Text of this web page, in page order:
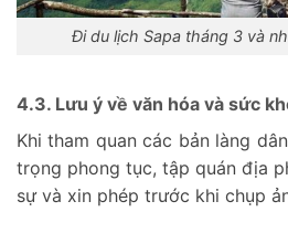
Đi du lịch Sapa tháng 3 và
4.3. Lưu ý về văn hóa và sức
Khi tham quan các bản làng
trọng phong tục, tập quán địa
sự và xin phép trước khi chụp